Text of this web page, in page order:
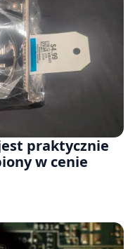
praktycznie
w cenie